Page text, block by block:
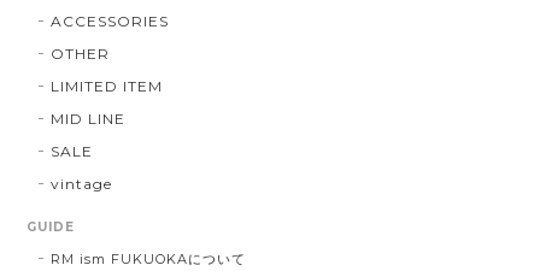
ACCESSORIES
OTHER
LIMITED ITEM
MID LINE
SALE
vintage
GUIDE
RM ism FUKUOKAについて